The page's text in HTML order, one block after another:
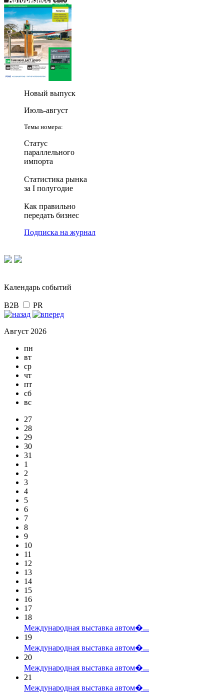
Новый выпуск
Июль-август
Темы номера:
Статус
параллельного
импорта
Статистика рынка
за I полугодие
Как правильно
передать бизнес
Подписка на журнал
Календарь событий
B2B PR
Август 2026
пн
вт
ср
чт
пт
сб
вс
27
28
29
30
31
1
2
3
4
5
6
7
8
9
10
11
12
13
14
15
16
17
18
Международная выставка автом�...
19
Международная выставка автом�...
20
Международная выставка автом�...
21
Международная выставка автом�...